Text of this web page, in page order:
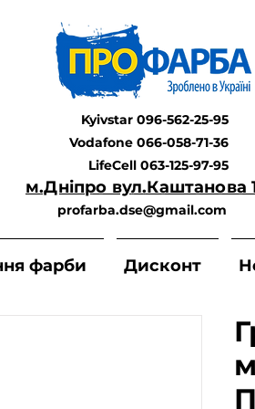
Kyivstar 096-562-25-95
Vodafone 066-058-71-36
LifeCell 063-125-97-95
м.Дніпро вул.Каштанова
profarba.dse@gmail.com
фарби Дисконт